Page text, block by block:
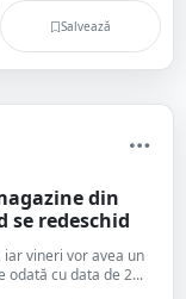
Salvează
din
se redeschid
vineri vor avea un
odată cu data de 2...